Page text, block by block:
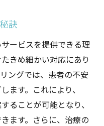
訣
ービスを提供できる理
きめ細かい対応にあり
ングでは、患者の不安
ます。これにより、
ることが可能となり、
ます。さらに、治療の